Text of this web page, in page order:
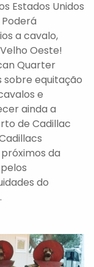
Estados Unidos
a cavalo,
Oeste!
Quarter
sobre equitação
e
ainda a
de Cadillac
da
do